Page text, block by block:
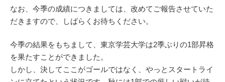
なお、今季の成績につきましては、改めてご報告させていた
だきますので、しばらくお待ちください。
今季の結果をもちまして、東京学芸大学は2季ぶりの1部昇格
を果たすことができました。
しかし、決してここがゴールではなく、やっとスタートライ